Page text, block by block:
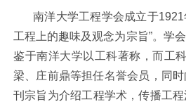
南洋大学工程学会成立于
工程上的趣味及观念为宗旨”。学
鉴于南洋大学以工科著称，而工
梁、庄前鼎等担任名誉会员，同
刊宗旨为介绍工程学术，传播工